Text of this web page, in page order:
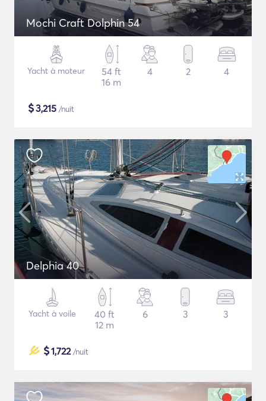
Mochi Craft Dolphin 54
Yacht à moteur
54 ft
16 m
4 2 4
$3,215 /nuit
Delphia 40
Yacht à voile
40 ft
12 m
6 3 3
$1,722/nuit